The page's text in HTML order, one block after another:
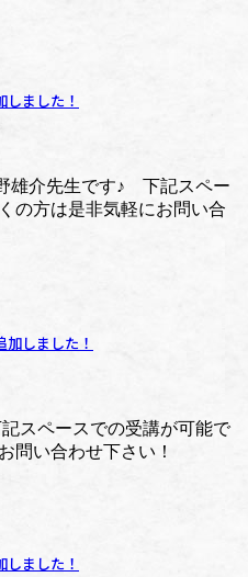
ました！
雄介先生です♪ 下記スペー
の方は是非気軽にお問い合
しました！
スペースでの受講が可能で
問い合わせ下さい！
ました！